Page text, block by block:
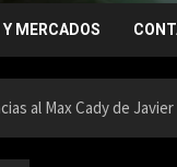
Y MERCADOS
al Max Cady de